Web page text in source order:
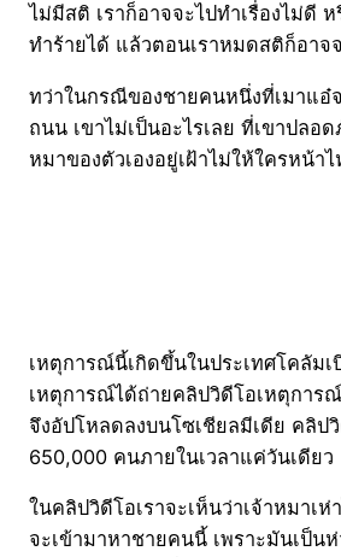
ไม่มีสติ เราก็อาจจะไปทำเรื่องไม่ดี
ทำร้ายได้ แล้วตอนเราหมดสติก็อาจ
ทว่าในกรณีของชายคนหนึ่งที่เมาแอ๋
ถนน เขาไม่เป็นอะไรเลย ที่เขาปลอ
หมาของตัวเองอยู่เฝ้าไม่ให้ใครหน้า
เหตุการณ์นี้เกิดขึ้นในประเทศโคลัม
เหตุการณ์ได้ถ่ายคลิปวิดีโอเหตุการ
จึงอัปโหลดลงบนโซเชียลมีเดีย คลิป
650,000 คนภายในเวลาแค่วันเดียว
ในคลิปวิดีโอเราจะเห็นว่าเจ้าหมาเ
จะเข้ามาหาชายคนนี้ เพราะมันเป็นห่